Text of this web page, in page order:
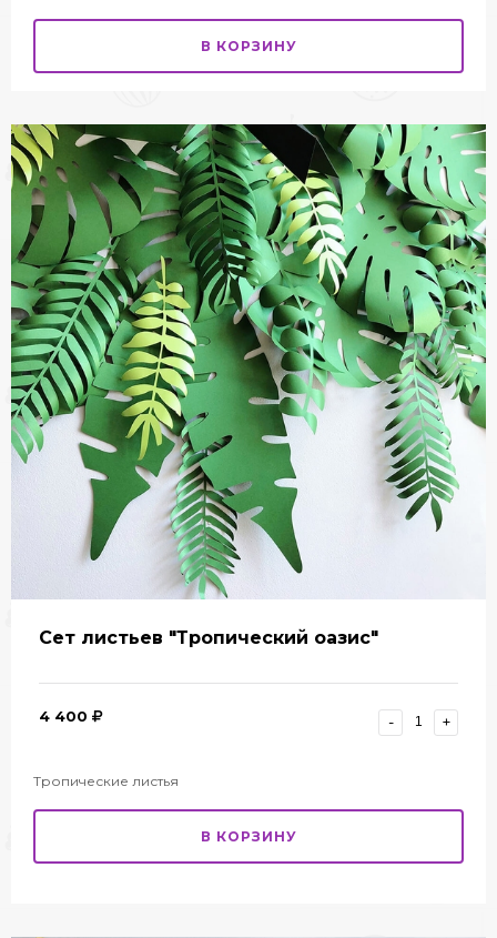
В КОРЗИНУ
Сет листьев "Тропический оазис"
4 400 - +
Тропические листья
В КОРЗИНУ